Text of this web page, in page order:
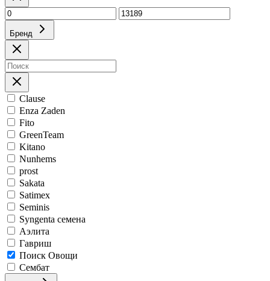
Бренд
Clause
Enza Zaden
Fito
GreenTeam
Kitano
Nunhems
prost
Sakata
Satimex
Seminis
Syngenta семена
Аэлита
Гавриш
Поиск Овощи
Сембат